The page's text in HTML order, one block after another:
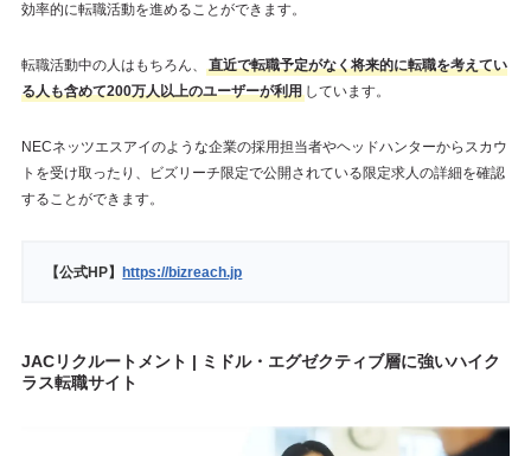
効率的に転職活動を進めることができます。
転職活動中の人はもちろん、
直近で転職予定がなく将来的に転職を考えてい
る人も含めて200万人以上のユーザーが利用しています。
NECネッツエスアイのような企業の採用担当者やヘッドハンターからスカウ
トを受け取ったり、ビズリーチ限定で公開されている限定求人の詳細を確認
することができます。
【公式HP】https://bizreach.jp
JACリクルートメント | ミドル・エグゼクティブ層に強いハイク
ラス転職サイト